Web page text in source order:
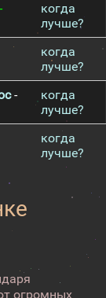
-
когда
лучше?
когда
лучше?
-
когда
лучше?
когда
лучше?
огромных